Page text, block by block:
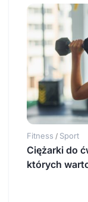
Fitness / Sport
Ciężarki do
których